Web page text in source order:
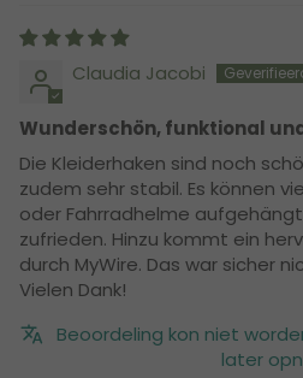
Claudia Jacobi
Wunderschön, funktional
Die Kleiderhaken sind noch
zudem sehr stabil. Es können
oder Fahrradhelme
zufrieden. Hinzu kommt ein
durch MyWire. Das war sicher
Vielen Dank!
Beoordeling kon niet
later